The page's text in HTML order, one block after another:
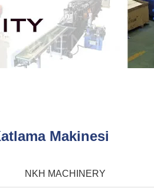
Makinesi
NKH MACHINERY